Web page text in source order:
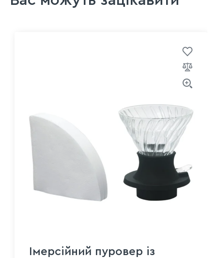
Імерсійний пуровер із